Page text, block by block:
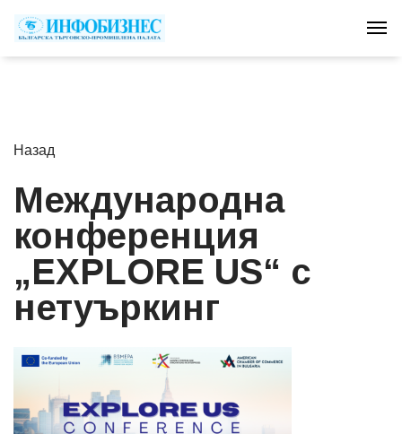
Назад
Международна
конференция
„EXPLORE US“ с
нетуъркинг